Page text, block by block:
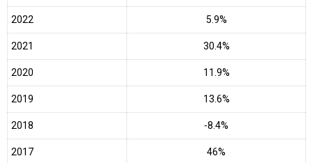
2022 5.9%
2021 30.4%
2020 11.9%
2019 13.6%
2018 -8.4%
2017 46%